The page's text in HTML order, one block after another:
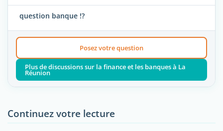
question banque !?
Posez votre question
Plus de discussions sur la finance et les banques à La
Réunion
Continuez votre lecture